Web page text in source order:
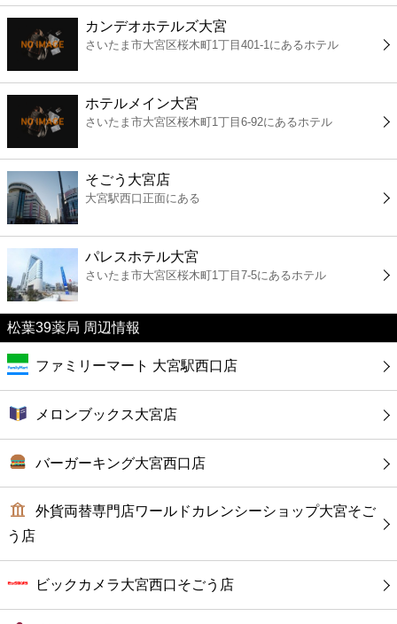
エンタメ
レジャー
書店
ファミレス
ファーストフード
カフェ
ショッピング
銀行
ホテル
カンデオホテルズ大宮
さいたま市大宮区桜木町1丁目401-1にあるホテル
ホテルメイン大宮
さいたま市大宮区桜木町1丁目6-92にあるホテル
そごう大宮店
大宮駅西口正面にある
パレスホテル大宮
さいたま市大宮区桜木町1丁目7-5にあるホテル
松葉39薬局 周辺情報
ファミリーマート 大宮駅西口店
メロンブックス大宮店
バーガーキング大宮西口店
外貨両替専門店ワールドカレンシーショップ大宮そご
う店
ビックカメラ大宮西口そごう店